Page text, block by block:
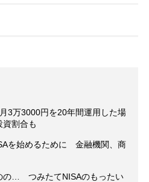
3万3000円を20年間運用した場
割合も
を始めるために 金融機関、商
の… つみたてNISAのもったい